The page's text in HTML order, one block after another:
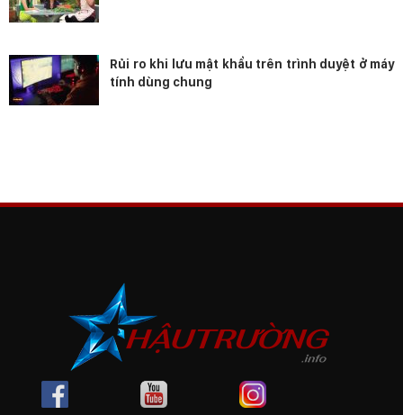
Rủi ro khi lưu mật khẩu trên trình duyệt ở máy
tính dùng chung